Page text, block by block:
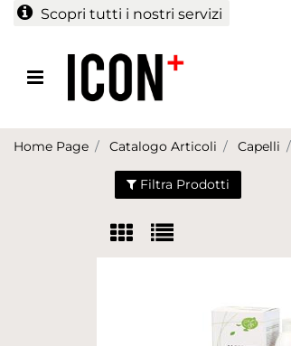
Scopri tutti i nostri servizi
Open menu
Home Page Catalogo Articoli Capelli
Filtra Prodotti